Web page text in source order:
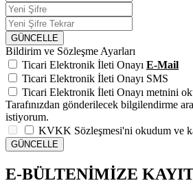
GÜNCELLE
Bildirim ve Sözleşme Ayarları
Ticari Elektronik İleti Onayı E-Mail
Ticari Elektronik İleti Onayı SMS
Ticari Elektronik İleti Onayı metnini
Tarafınızdan gönderilecek bilgilendirme
istiyorum.
KVKK Sözleşmesi'ni okudum ve
GÜNCELLE
E-BÜLTENİMİZE